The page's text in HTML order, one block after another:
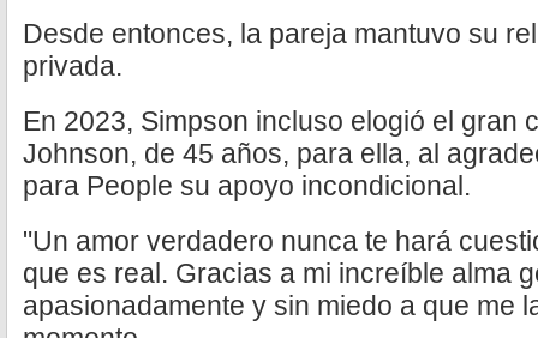
Desde entonces, la pareja mantuvo su
privada.
En 2023, Simpson incluso elogió el gran
Johnson, de 45 años, para ella, al
para People su apoyo incondicional.
"Un amor verdadero nunca te hará
que es real. Gracias a mi increíble alma
apasionadamente y sin miedo a que me